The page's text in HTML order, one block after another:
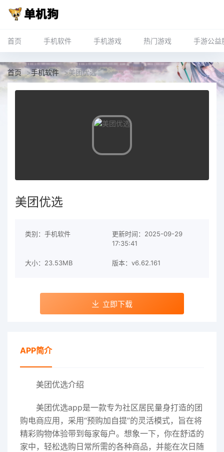
首页 手机软件 手机游戏 热门游戏 手游公益
首页 >手机软件 >美团优选
美团优选
类别：手机软件
更新时间：2025-09-29
17:35:41
大小：23.53MB 版本：v6.62.161
立即下载
APP简介
美团优选介绍
美团优选app是一款专为社区居民量身打造的团
购电商应用，采用“预购加自提”的灵活模式，旨在将
精彩购物体验带到每家每户。想象一下，你在舒适的
家中，轻松选购日常所需的各种商品，并能在次日随